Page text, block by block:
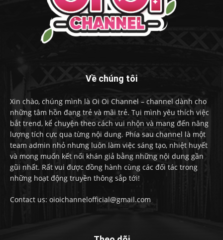
Về chúng tôi
Xin chào, chúng mình là Oi Oi Channel – channel dành cho
những tâm hồn đang trẻ và mãi trẻ. Tụi mình yêu thích việc
bắt trend, kể chuyện theo cách vui nhộn và mang đến năng
lượng tích cực qua từng nội dung. Phía sau channel là một
team admin nhỏ nhưng luôn làm việc sáng tạo, nhiệt huyết
và mong muốn kết nối khán giả bằng những nội dung gần
gũi nhất. Rất vui được đồng hành cùng các đối tác trong
những hoạt động truyền thông sắp tới!
Contact us: oioichannelofficial@gmail.com